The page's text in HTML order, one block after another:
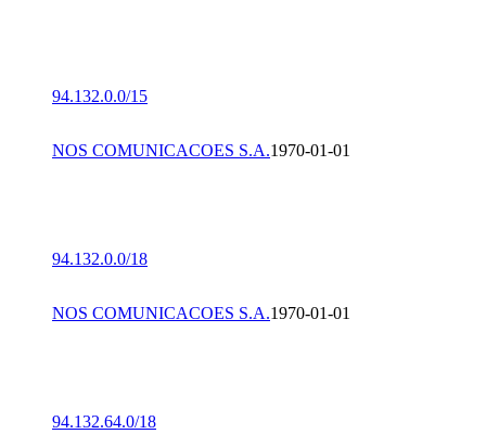
94.132.0.0/15
NOS COMUNICACOES S.A.1970-01-01
94.132.0.0/18
NOS COMUNICACOES S.A.1970-01-01
94.132.64.0/18